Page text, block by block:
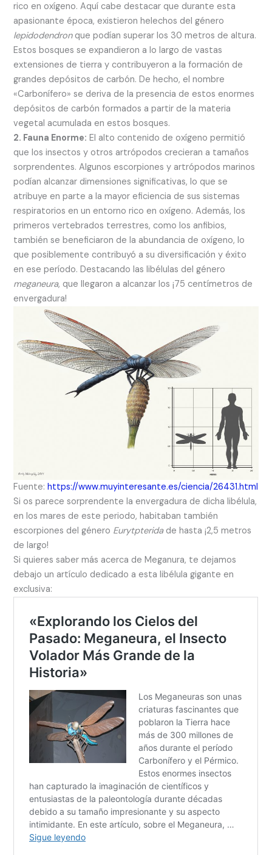
rico en oxígeno. Aquí cabe destacar que durante esta
apasionante época, existieron helechos del género
lepidodendron que podían superar los 30 metros de altura.
Estos bosques se expandieron a lo largo de vastas
extensiones de tierra y contribuyeron a la formación de
grandes depósitos de carbón. De hecho, el nombre
«Carbonífero» se deriva de la presencia de estos enormes
depósitos de carbón formados a partir de la materia
vegetal acumulada en estos bosques.
2. Fauna Enorme: El alto contenido de oxígeno permitió
que los insectos y otros artrópodos crecieran a tamaños
sorprendentes. Algunos escorpiones y artrópodos marinos
podían alcanzar dimensiones significativas, lo que se
atribuye en parte a la mayor eficiencia de sus sistemas
respiratorios en un entorno rico en oxígeno. Además, los
primeros vertebrados terrestres, como los anfibios,
también se beneficiaron de la abundancia de oxígeno, lo
que posiblemente contribuyó a su diversificación y éxito
en ese período. Destacando las libélulas del género
meganeura, que llegaron a alcanzar los ¡75 centímetros de
envergadura!
Fuente:https://www.muyinteresante.es/ciencia/26431.html
Si os parece sorprendente la envergadura de dicha libélula,
en los mares de este periodo, habitaban también
escorpiones del género Eurytpterida de hasta ¡2,5 metros
de largo!
Si quieres saber más acerca de Meganura, te dejamos
debajo un artículo dedicado a esta libélula gigante en
exclusiva: